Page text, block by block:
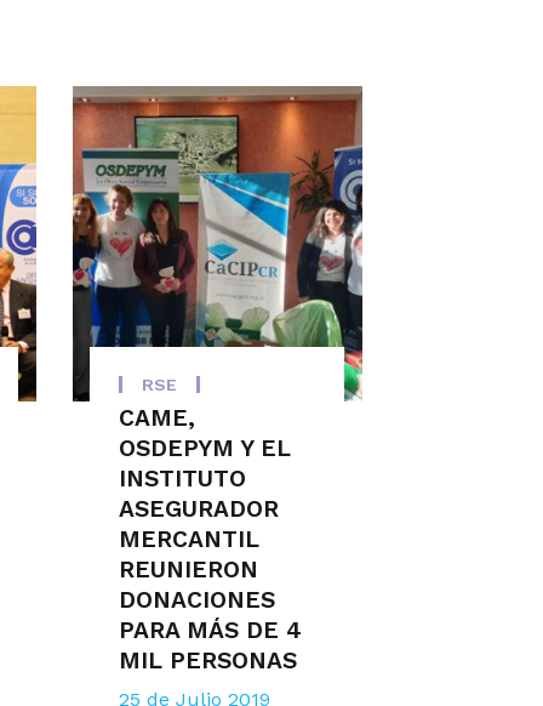
RSE
CAME,
OSDEPYM Y EL
INSTITUTO
ASEGURADOR
MERCANTIL
REUNIERON
DONACIONES
PARA MÁS DE 4
MIL PERSONAS
25 de Julio 2019